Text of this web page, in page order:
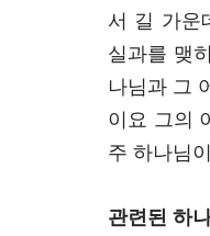
서 길 가운
실과를 맺
나님과 그
이요 그의
주 하나님
관련된 하